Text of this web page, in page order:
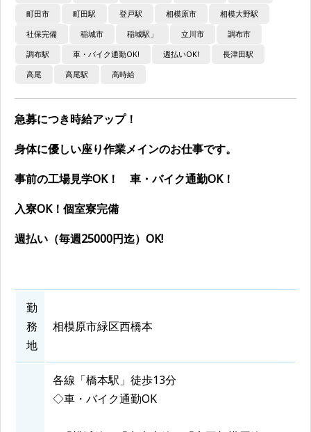
町田市
町田駅 登戸駅 相模原市
相模大野駅
社保完備
稲城市 稲城駅」 立川市
調布市
調布駅
車・バイク通勤OK! 週払いOK!
長津田駅
高尾
高尾駅 高時給
急募につき時給アップ！
身体に優しい座り作業メインのお仕事です。
事前の工場見学OK！ 車・バイク通勤OK！
入寮OK！個室寮完備
週払い（毎週25000円迄）OK!
勤
務
地
相模原市緑区西橋本
各線「橋本駅」徒歩13分
◇車・バイク通勤OK